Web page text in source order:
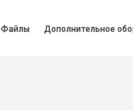
Файлы Дополнительное